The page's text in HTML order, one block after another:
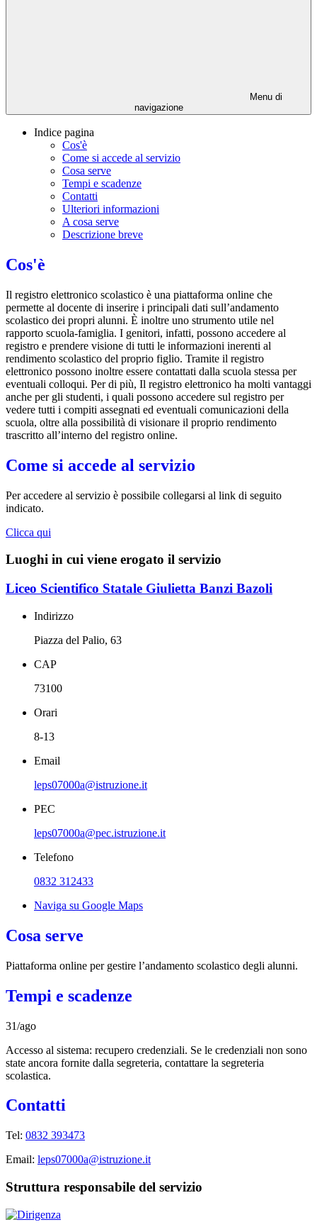
Menu di
navigazione
Indice pagina
Cos'è
Come si accede al servizio
Cosa serve
Tempi e scadenze
Contatti
Ulteriori informazioni
A cosa serve
Descrizione breve
Cos'è
Il registro elettronico scolastico è una piattaforma online che
permette al docente di inserire i principali dati sull’andamento
scolastico dei propri alunni. È inoltre uno strumento utile nel
rapporto scuola-famiglia. I genitori, infatti, possono accedere al
registro e prendere visione di tutti le informazioni inerenti al
rendimento scolastico del proprio figlio. Tramite il registro
elettronico possono inoltre essere contattati dalla scuola stessa per
eventuali colloqui. Per di più, Il registro elettronico ha molti vantaggi
anche per gli studenti, i quali possono accedere sul registro per
vedere tutti i compiti assegnati ed eventuali comunicazioni della
scuola, oltre alla possibilità di visionare il proprio rendimento
trascritto all’interno del registro online.
Come si accede al servizio
Per accedere al servizio è possibile collegarsi al link di seguito
indicato.
Clicca qui
Luoghi in cui viene erogato il servizio
Liceo Scientifico Statale Giulietta Banzi Bazoli
Indirizzo
Piazza del Palio, 63
CAP
73100
Orari
8-13
Email
leps07000a@istruzione.it
PEC
leps07000a@pec.istruzione.it
Telefono
0832 312433
Naviga su Google Maps
Cosa serve
Piattaforma online per gestire l’andamento scolastico degli alunni.
Tempi e scadenze
31/ago
Accesso al sistema: recupero credenziali. Se le credenziali non sono
state ancora fornite dalla segreteria, contattare la segreteria
scolastica.
Contatti
Tel: 0832 393473
Email: leps07000a@istruzione.it
Struttura responsabile del servizio